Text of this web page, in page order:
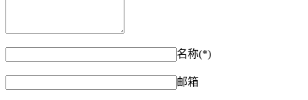
名称(*)
邮箱